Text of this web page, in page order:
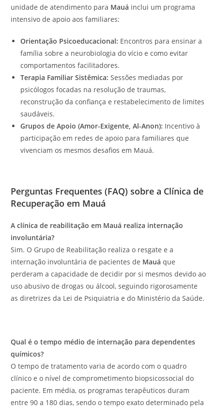
unidade de atendimento para Mauá inclui um programa
intensivo de apoio aos familiares:
Orientação Psicoeducacional: Encontros para ensinar a
família sobre a neurobiologia do vício e como evitar
comportamentos facilitadores.
Terapia Familiar Sistêmica: Sessões mediadas por
psicólogos focadas na resolução de traumas,
reconstrução da confiança e restabelecimento de limites
saudáveis.
Grupos de Apoio (Amor-Exigente, Al-Anon): Incentivo à
participação em redes de apoio para familiares que
vivenciam os mesmos desafios em Mauá.
Perguntas Frequentes (FAQ) sobre a Clínica de
Recuperação em Mauá
A clínica de reabilitação em Mauá realiza internação
involuntária?
Sim. O Grupo de Reabilitação realiza o resgate e a
internação involuntária de pacientes de Mauá que
perderam a capacidade de decidir por si mesmos devido ao
uso abusivo de drogas ou álcool, seguindo rigorosamente
as diretrizes da Lei de Psiquiatria e do Ministério da Saúde.
Qual é o tempo médio de internação para dependentes
químicos?
O tempo de tratamento varia de acordo com o quadro
clínico e o nível de comprometimento biopsicossocial do
paciente. Em média, os programas terapêuticos duram
entre 90 a 180 dias, sendo o tempo exato determinado pela